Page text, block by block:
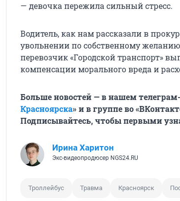
— девочка пережила сильный стресс.
Водитель, как нам рассказали в
увольнении по собственному
перевозчик «Городской транспорт»
компенсации морального вреда и
Больше новостей — в нашем
Красноярска» и в группе во
Подписывайтесь, чтобы первыми
Ирина Харитон
Экс-видеопродюсер NGS24.RU
Троллейбус Травма Красноярск